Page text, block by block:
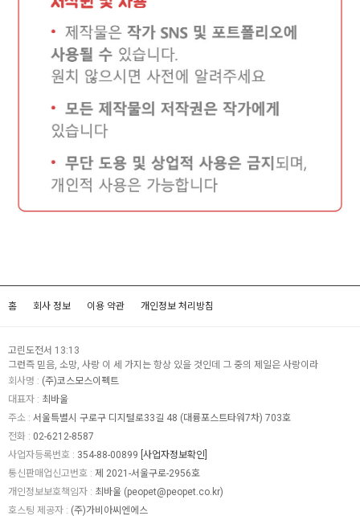
홈 회사 정보 이용 약관 개인정보 처리방침
고린도전서 13:13
그런즉 믿음, 소망, 사랑 이 세 가지는 항상 있을 것인데 그 중의 제일은 사랑이라
회사명 : (주)코스모스이펙트
대표자 : 최바울
주소 : 서울특별시 구로구 디지털로33길 48 (대륭포스트타워7차) 703호
전화 : 02-6212-8587
사업자등록번호 : 354-88-00899 [사업자정보확인]
통신판매업신고번호 : 제 2021-서울구로-2956호
개인정보보호책임자 : 최바울 (peopet@peopet.co.kr)
호스팅 제공자 : (주)가비아씨엔에스